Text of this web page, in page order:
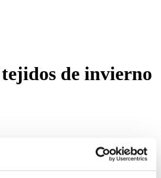
tejidos de invierno